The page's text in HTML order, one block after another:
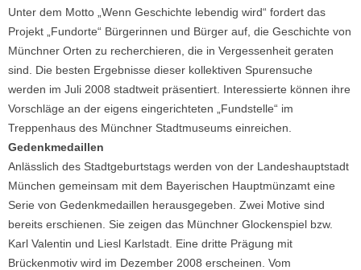
Unter dem Motto „Wenn Geschichte lebendig wird“ fordert das
Projekt „Fundorte“ Bürgerinnen und Bürger auf, die Geschichte von
Münchner Orten zu recherchieren, die in Vergessenheit geraten
sind. Die besten Ergebnisse dieser kollektiven Spurensuche
werden im Juli 2008 stadtweit präsentiert. Interessierte können ihre
Vorschläge an der eigens eingerichteten „Fundstelle“ im
Treppenhaus des Münchner Stadtmuseums einreichen.
Gedenkmedaillen
Anlässlich des Stadtgeburtstags werden von der Landeshauptstadt
München gemeinsam mit dem Bayerischen Hauptmünzamt eine
Serie von Gedenkmedaillen herausgegeben. Zwei Motive sind
bereits erschienen. Sie zeigen das Münchner Glockenspiel bzw.
Karl Valentin und Liesl Karlstadt. Eine dritte Prägung mit
Brückenmotiv wird im Dezember 2008 erscheinen. Vom